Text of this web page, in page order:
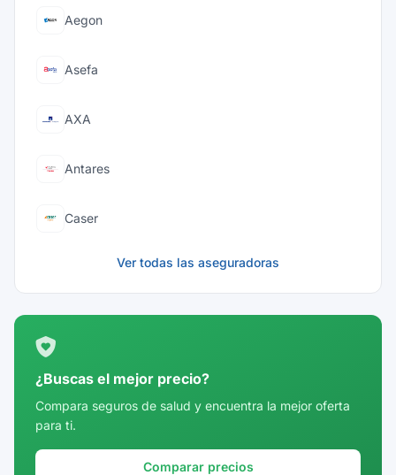
Aegon
Asefa
AXA
Antares
Caser
Ver todas las aseguradoras
¿Buscas el mejor precio?
Compara seguros de salud y encuentra la mejor oferta
para ti.
Comparar precios